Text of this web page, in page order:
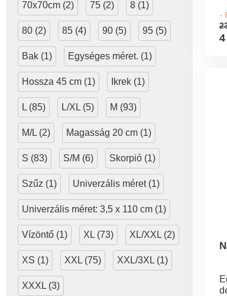
70x70cm (2) 75 (2) 8 (1)
80 (2) 85 (4) 90 (5) 95 (5)
Bak (1) Egységes méret. (1)
Hossza 45 cm (1) Ikrek (1)
L (85) L/XL (5) M (93)
M/L (2) Magasság 20 cm (1)
S (83) S/M (6) Skorpió (1)
Szűz (1) Univerzális méret (1)
Univerzális méret: 3,5 x 110 cm (1)
Vízöntő (1) XL (73) XL/XXL (2)
XS (1) XXL (75) XXL/3XL (1)
XXXL (3)
-